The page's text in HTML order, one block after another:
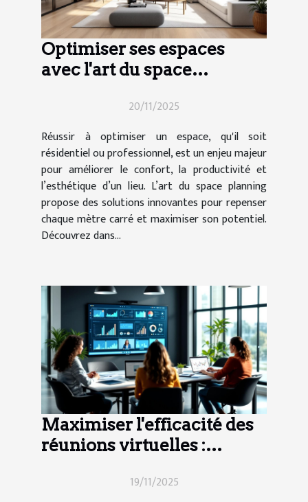
Optimiser ses espaces
avec l'art du space
20/11/2025
Réussir à optimiser un espace, qu'il soit
résidentiel ou professionnel, est un enjeu majeur
pour améliorer le confort, la productivité et
l’esthétique d’un lieu. L’art du space planning
propose des solutions innovantes pour repenser
chaque mètre carré et maximiser son potentiel.
Découvrez dans...
Maximiser l'efficacité des
réunions virtuelles :
19/11/2025